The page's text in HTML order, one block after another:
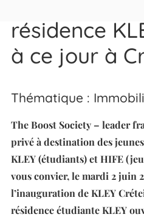
résidence
à ce jour à
Thématique :
The Boost Society – leader
privé à destination des
KLEY (étudiants) et HIFE
vous convier, le mardi 2 juin
l’inauguration de KLEY
résidence étudiante KLEY